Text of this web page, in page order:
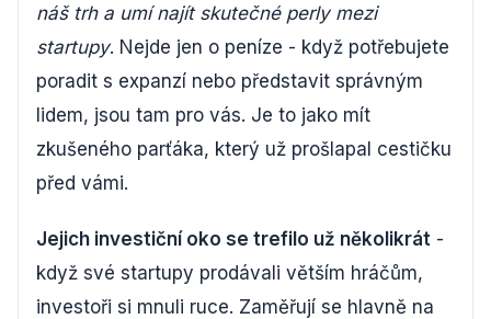
náš trh a umí najít skutečné perly mezi
startupy. Nejde jen o peníze - když potřebujete
poradit s expanzí nebo představit správným
lidem, jsou tam pro vás. Je to jako mít
zkušeného parťáka, který už prošlapal cestičku
před vámi.
Jejich investiční oko se trefilo už několikrát -
když své startupy prodávali větším hráčům,
investoři si mnuli ruce. Zaměřují se hlavně na